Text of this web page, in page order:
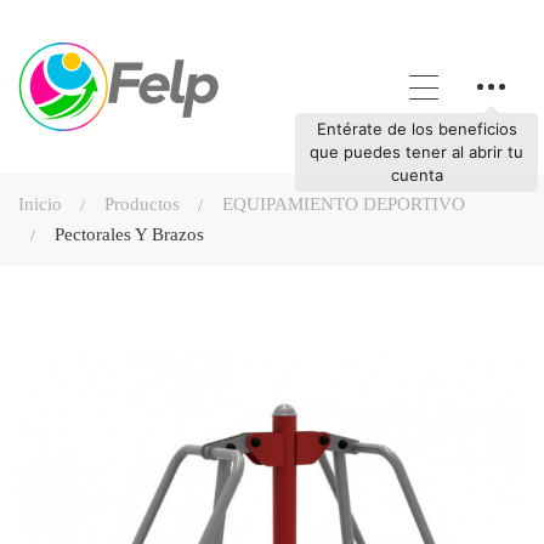
Inicio Productos
EQUIPAMIENTO DEPORTIVO
Pectorales Y Brazos
Entérate de los beneficios
que puedes tener al abrir tu
cuenta